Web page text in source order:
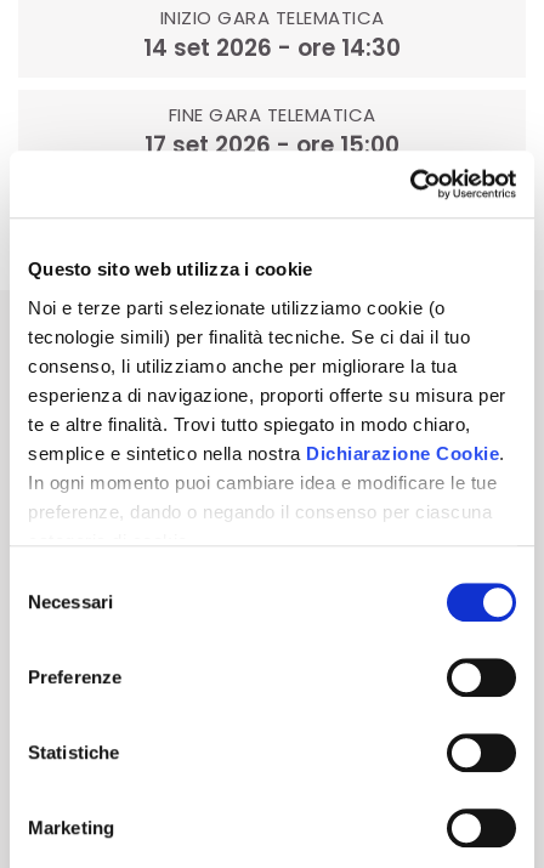
Questo sito web utilizza i cookie
Noi e terze parti selezionate utilizziamo cookie (o
tecnologie simili) per finalità tecniche. Se ci dai il tuo
consenso, li utilizziamo anche per migliorare la tua
esperienza di navigazione, proporti offerte su misura per
te e altre finalità. Trovi tutto spiegato in modo chiaro,
semplice e sintetico nella nostra Dichiarazione Cookie.
In ogni momento puoi cambiare idea e modificare le tue
preferenze, dando o negando il consenso per ciascuna
chiaro, semplice e sintetico, vai a vedere la nostra
"Accetto tutti i cookie"se
vuoi dare il tuo consenso, altrimenti spunta le categorie e
"Accetta selezionati"
banner non esprimi alcuna scelta e ti chiederemo di
delNecessari
Preferenze
Statistiche
Marketing
INIZIO GARA TELEMATICA
14 set 2026 - ore 14:30
FINE GARA TELEMATICA
17 set 2026 - ore 15:00
Sei interessato a questo annuncio?
PRENOTA UNA VISITA
ATTIVA NOTIFICHE PER QUESTA ASTA
% della base d'asta a titolo di